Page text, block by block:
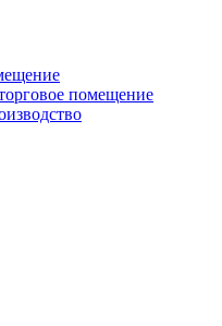
помещение